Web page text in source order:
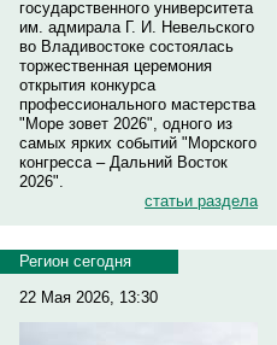
государственного университета
им. адмирала Г. И. Невельского
во Владивостоке состоялась
торжественная церемония
открытия конкурса
профессионального мастерства
"Море зовет 2026", одного из
самых ярких событий "Морского
конгресса – Дальний Восток
2026".
статьи раздела
Регион сегодня
22 Мая 2026, 13:30